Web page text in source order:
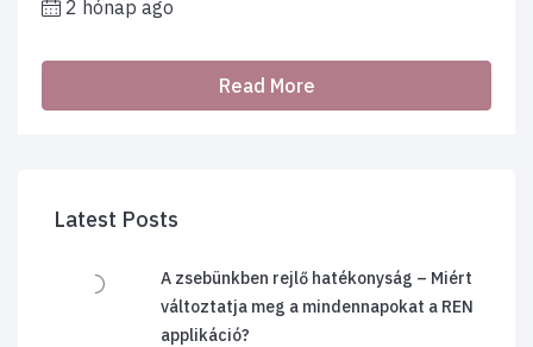
2 hónap ago
Read More
Latest Posts
A zsebünkben rejlő hatékonyság – Miért
változtatja meg a mindennapokat a REN
applikáció?